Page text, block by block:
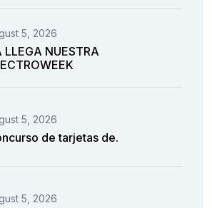
5, 2026
LLEGA NUESTRA
5, 2026
de tarjetas de.
5, 2026